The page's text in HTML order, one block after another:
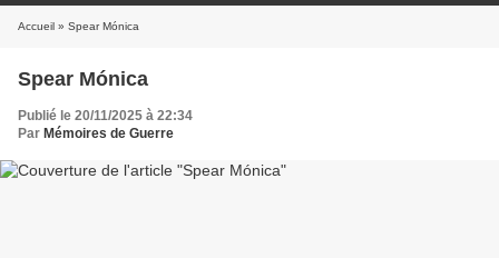
Accueil » Spear Mónica
Spear Mónica
Publié le 20/11/2025 à 22:34
Par Mémoires de Guerre